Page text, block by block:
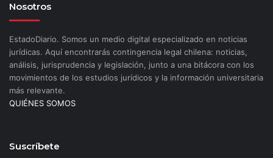
Nosotros
EstadoDiario. Somos un medio digital especializado en noticias
jurídicas. Aquí encontrarás contingencia legal chilena: noticias,
análisis, jurisprudencia y legislación, junto a una bitácora con los
movimientos de los estudios jurídicos y la información universitaria
más relevante.
QUIÉNES SOMOS
Suscríbete